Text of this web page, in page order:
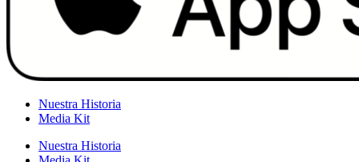
Nuestra Historia
Media Kit
Nuestra Historia